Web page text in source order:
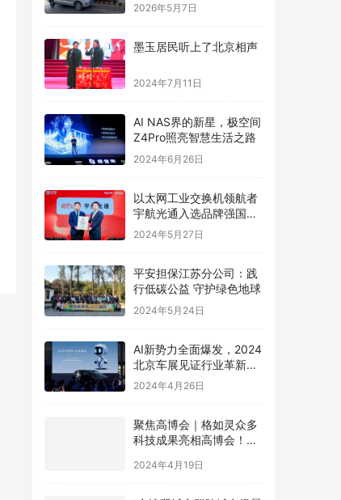
2026年5月7日
墨玉居民听上了北京相声
2024年7月11日
AI NAS界的新星，极空间
Z4Pro照亮智慧生活之路
2024年6月26日
以太网工业交换机领航者
宇航光通入选品牌强国先
行工程“国货之光计划”
2024年5月27日
平安担保江苏分公司：践
行低碳公益 守护绿色地球
2024年5月24日
AI新势力全面爆发，2024
北京车展见证行业革新，
极空间AI NAS成为领跑者
2024年4月26日
聚焦高博会｜格如灵众多
科技成果亮相高博会！助
2024年4月19日